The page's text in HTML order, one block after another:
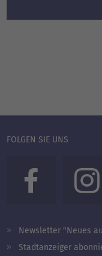
FOLGEN SIE UNS
Newsletter "Neues
Stadtanzeiger